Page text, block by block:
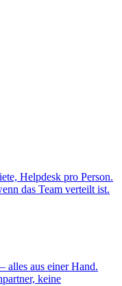
Helpdesk pro Person.
das Team verteilt ist.
aus einer Hand.
keine